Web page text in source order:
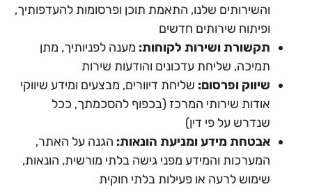
והשירותים שלנו, התאמת תוכן ופרסומות להעדפותיך,
ופיתוח שירותים חדשים
תקשורת ושירות לקוחות: מענה לפניותיך, מתן
תמיכה, שליחת עדכונים והודעות שירות
שיווק ופרסום: שליחת דיוורים, מבצעים ומידע שיווקי
אודות שירותי המרכז (בכפוף להסכמתך, ככל
שנדרש על פי דין)
אבטחת מידע ומניעת הונאות: הגנה על האתר,
המערכות והמידע מפני גישה בלתי מורשית, הונאות,
שימוש לרעה או פעילות בלתי חוקית